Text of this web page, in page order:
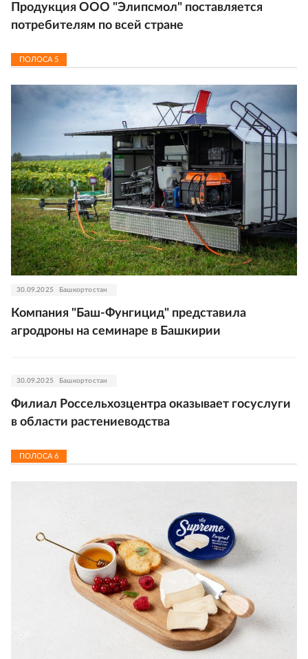
Продукция ООО "Элипсмол" поставляется
потребителям по всей стране
ПОЛОСА 5
30.09.2025 Башкортостан
Компания "Баш-Фунгицид" представила
агродроны на семинаре в Башкирии
30.09.2025 Башкортостан
Филиал Россельхозцентра оказывает госуслуги
в области растениеводства
ПОЛОСА 6